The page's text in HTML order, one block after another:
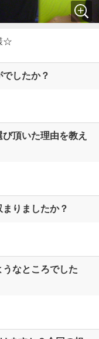
☆
したか？
頂いた理由を教え
りましたか？
なところでした